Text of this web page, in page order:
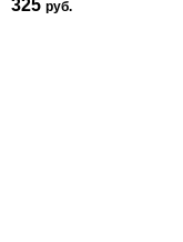
325 руб.